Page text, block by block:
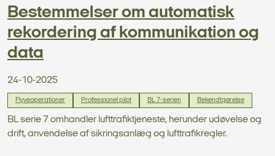
Bestemmelser om automatisk
rekordering af kommunikation og
data
24-10-2025
Flyveoperationer Professionel pilot BL 7-serien Bekendtgørelse
BL serie 7 omhandler lufttrafiktjeneste, herunder udøvelse og
drift, anvendelse af sikringsanlæg og lufttrafikregler.